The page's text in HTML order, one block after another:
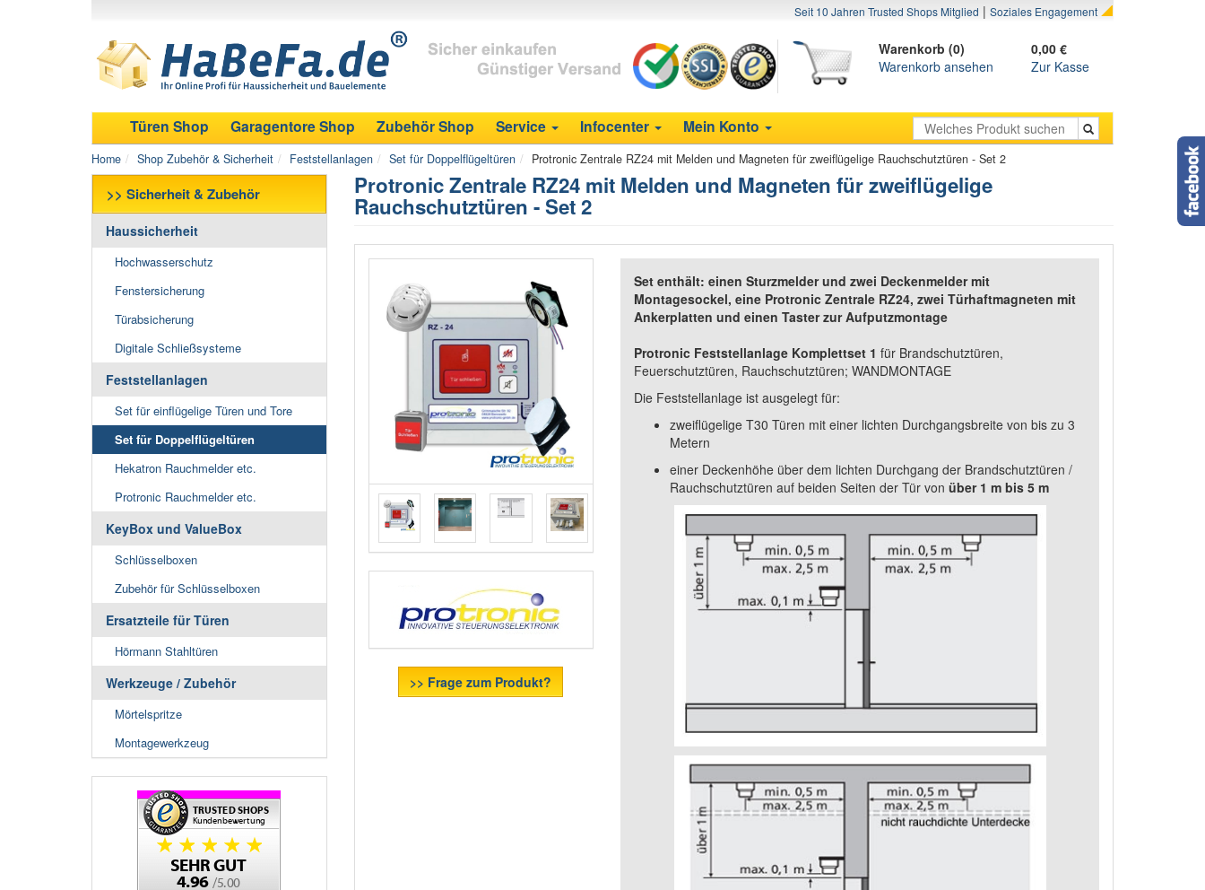
Seit 10 Jahren Trusted Shops Mitglied | Soziales Engagement
Warenkorb (0)
0,00 €
Warenkorb ansehen
Zur Kasse
Türen Shop Garagentore Shop Zubehör Shop Service Infocenter Mein Konto
Home Shop Zubehör & Sicherheit Feststellanlagen Set für Doppelflügeltüren Protronic Zentrale RZ24 mit Melden und Magneten für zweiflügelige Rauchschutztüren - Set 2
>> Sicherheit & Zubehör
Haussicherheit
Hochwasserschutz
Fenstersicherung
Türabsicherung
Digitale Schließsysteme
Feststellanlagen
Set für einflügelige Türen und Tore
Set für Doppelflügeltüren
Hekatron Rauchmelder etc.
Protronic Rauchmelder etc.
KeyBox und ValueBox
Schlüsselboxen
Zubehör für Schlüsselboxen
Ersatzteile für Türen
Hörmann Stahltüren
Werkzeuge / Zubehör
Mörtelspritze
Montagewerkzeug
Protronic Zentrale RZ24 mit Melden und Magneten für zweiflügelige
Rauchschutztüren - Set 2
>> Frage zum Produkt?
Set enthält: einen Sturzmelder und zwei Deckenmelder mit
Montagesockel, eine Protronic Zentrale RZ24, zwei Türhaftmagneten mit
Ankerplatten und einen Taster zur Aufputzmontage
Protronic Feststellanlage Komplettset 1 für Brandschutztüren,
Feuerschutztüren, Rauchschutztüren; WANDMONTAGE
Die Feststellanlage ist ausgelegt für:
zweiflügelige T30 Türen mit einer lichten Durchgangsbreite von bis zu 3
Metern
einer Deckenhöhe über dem lichten Durchgang der Brandschutztüren /
Rauchschutztüren auf beiden Seiten der Tür vonüber 1 m bis 5 m